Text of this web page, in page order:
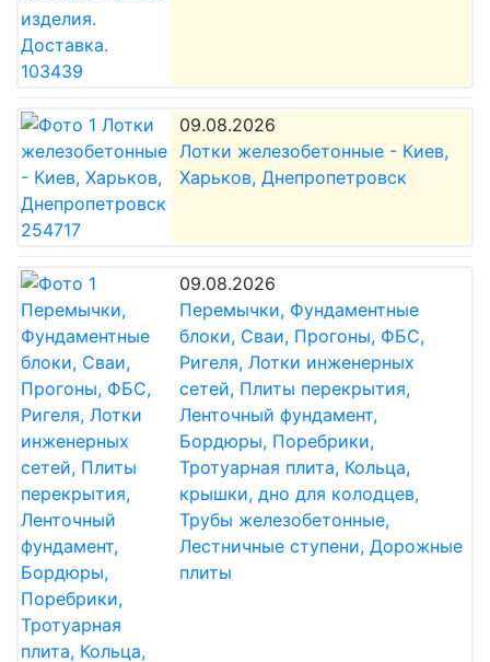
09.08.2026
Лотки железобетонные - Киев,
Харьков, Днепропетровск
09.08.2026
Перемычки, Фундаментные
блоки, Сваи, Прогоны, ФБС,
Ригеля, Лотки инженерных
сетей, Плиты перекрытия,
Ленточный фундамент,
Бордюры, Поребрики,
Тротуарная плита, Кольца,
крышки, дно для колодцев,
Трубы железобетонные,
Лестничные ступени, Дорожные
плиты